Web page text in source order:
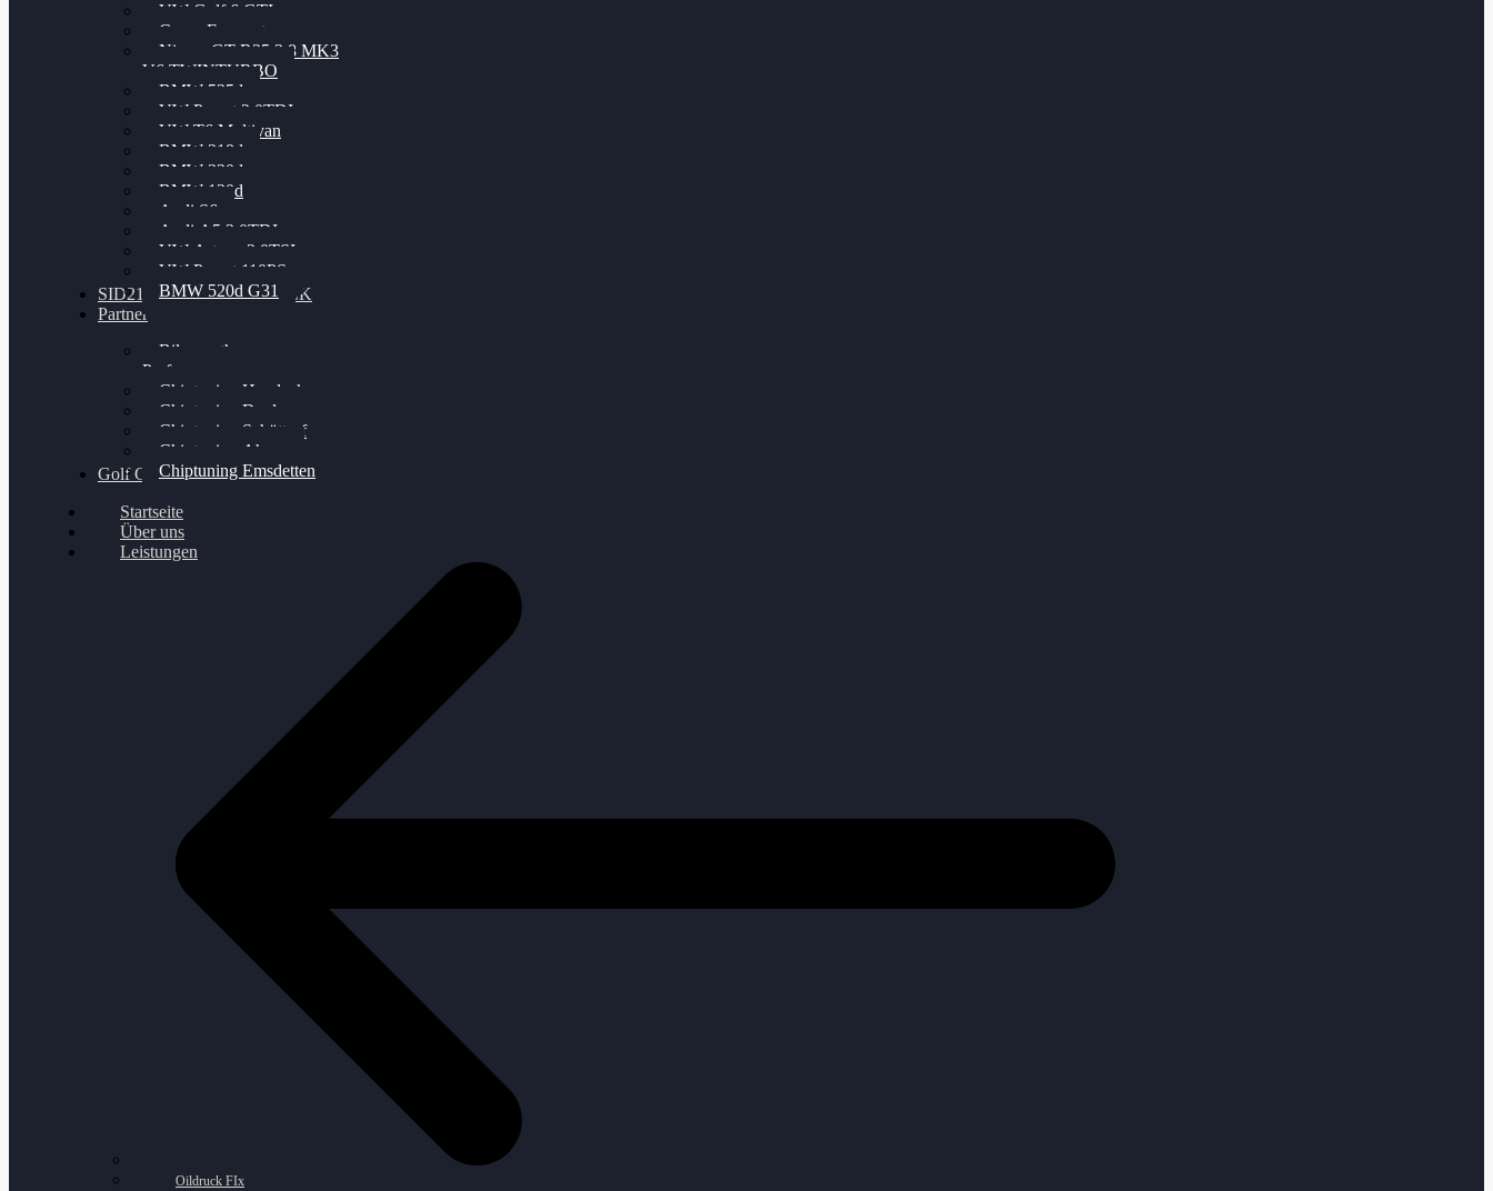
VW Golf 6 GTI
Cupra Formentor
Nissan GT-R35 3.8 MK3
V6 TWINTURBO
BMW 525d
VW Passat 2.0TDI
VW T6 Multivan
BMW 318d
BMW 320d
BMW 120d
Audi S6
Audi A5 3.0TDI
VW Arteon 2.0TSI
VW Passat 110PS
BMW 520d G31
SID212 / 212EVO UNLOCK
Partner
Bilgenroth
Performance
Chiptuning Herzlacke
Chiptuning Duelmen
Chiptuning Schüttorf
Chiptuning Ahaus
Chiptuning Emsdetten
Golf Gewinnspiel
Startseite
Über uns
Leistungen
Oildruck FIx